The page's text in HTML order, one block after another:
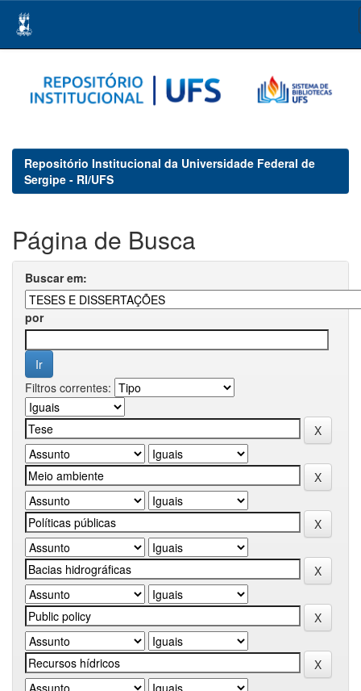
navigation
Repositório Institucional da Universidade Federal de
Sergipe - RI/UFS
Página de Busca
Buscar em:
por
Filtros correntes: